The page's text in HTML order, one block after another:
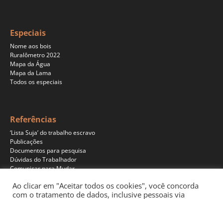
Especiais
Nome aos bois
Ruralômetro 2022
Mapa da Água
Mapa da Lama
Todos os especiais
Referências
‘Lista Suja’ do trabalho escravo
Publicações
Documentos para pesquisa
Dúvidas do Trabalhador
Comunicar para Mudar
Ao clicar em "Aceitar todos os cookies", você concorda
com o tratamento de dados, inclusive pessoais via